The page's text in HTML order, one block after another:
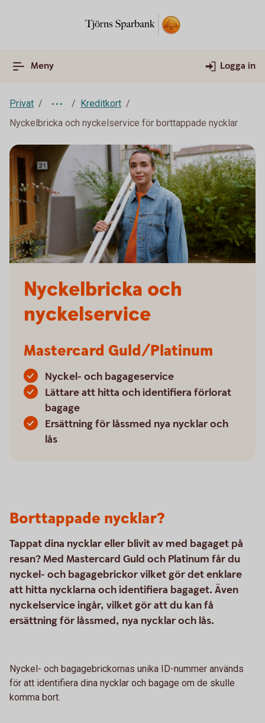
Meny Logga in
Privat
Kreditkort
Nyckelbricka och nyckelservice för borttappade nycklar
Nyckelbricka och
nyckelservice
Mastercard Guld/Platinum
Nyckel- och bagageservice
Lättare att hitta och identifiera förlorat
bagage
Ersättning för låssmed nya nycklar och
lås
Borttappade nycklar?
Tappat dina nycklar eller blivit av med bagaget på
resan? Med Mastercard Guld och Platinum får du
nyckel- och bagagebrickor vilket gör det enklare
att hitta nycklarna och identifiera bagaget. Även
nyckelservice ingår, vilket gör att du kan få
ersättning för låssmed, nya nycklar och lås.
Nyckel- och bagagebrickornas unika ID-nummer används
för att identifiera dina nycklar och bagage om de skulle
komma bort.